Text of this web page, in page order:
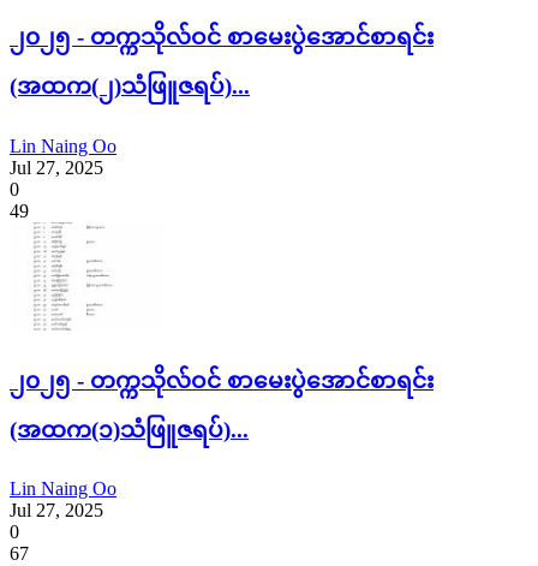
၂၀၂၅ - တက္ကသိုလ်ဝင် စာမေးပွဲအောင်စာရင်း
(အထက(၂)သံဖြူဇရပ်)...
Lin Naing Oo
Jul 27, 2025
0
49
၂၀၂၅ - တက္ကသိုလ်ဝင် စာမေးပွဲအောင်စာရင်း
(အထက(၁)သံဖြူဇရပ်)...
Lin Naing Oo
Jul 27, 2025
0
67